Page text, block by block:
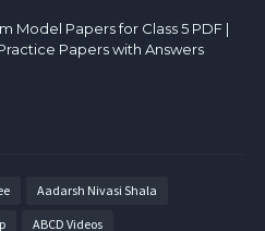
Model Papers for Class 5 PDF |
Papers with Answers
Aadarsh Nivasi Shala
ABCD Videos